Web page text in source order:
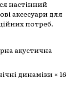
настінний
аксесуари для
потреб.
акустична
динаміки × 16